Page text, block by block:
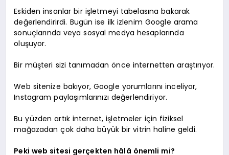
Eskiden insanlar bir işletmeyi tabelasına bakarak
değerlendirirdi. Bugün ise ilk izlenim Google arama
sonuçlarında veya sosyal medya hesaplarında
oluşuyor.
Bir müşteri sizi tanımadan önce internetten araştırıyor.
Web sitenize bakıyor, Google yorumlarını inceliyor,
Instagram paylaşımlarınızı değerlendiriyor.
Bu yüzden artık internet, işletmeler için fiziksel
mağazadan çok daha büyük bir vitrin haline geldi.
Peki web sitesi gerçekten hâlâ önemli mi?